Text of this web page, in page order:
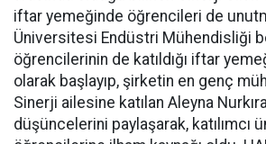
iftar yemeğinde öğrencileri de
Üniversitesi Endüstri Mühendisliği
öğrencilerinin de katıldığı iftar
olarak başlayıp, şirketin en genç
Sinerji ailesine katılan Aleyna
düşüncelerini paylaşarak, katılımcı